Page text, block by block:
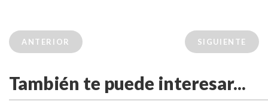
ANTERIOR SIGUIENTE
También te puede interesar...